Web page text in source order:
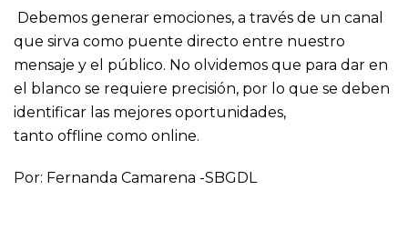
Debemos generar emociones, a través de un canal
que sirva como puente directo entre nuestro
mensaje y el público. No olvidemos que para dar en
el blanco se requiere precisión, por lo que se deben
identificar las mejores oportunidades,
tanto offline como online.
Por: Fernanda Camarena -SBGDL